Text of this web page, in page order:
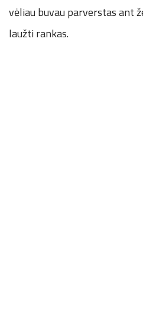
vėliau buvau parverstas ant
laužti rankas.